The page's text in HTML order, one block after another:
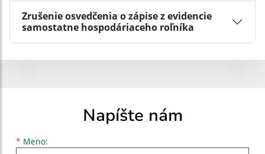
Zrušenie osvedčenia o zápise z evidencie
samostatne hospodáriaceho roľníka
Napíšte nám
* Meno:
Meno
Priezvisko
E-mailová adresa